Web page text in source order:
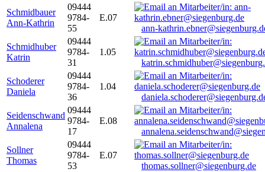
Schmidbauer
Ann-Kathrin
09444
9784-
55
E.07
ann-
Schmidhuber
Katrin
09444
9784-
31
1.05
Schoderer
Daniela
09444
9784-
36
1.04
Seidenschwand
Annalena
09444
9784-
17
E.08
Sollner
Thomas
09444
9784-
53
E.07
thomas.sollner@siegenburg.de